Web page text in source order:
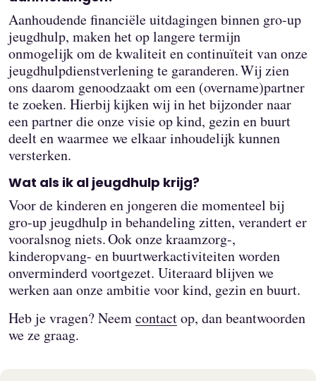
Aanhoudende financiële uitdagingen binnen gro-up
jeugdhulp, maken het op langere termijn
onmogelijk om de kwaliteit en continuïteit van onze
jeugdhulpdienstverlening te garanderen. Wij zien
ons daarom genoodzaakt om een (overname)partner
te zoeken. Hierbij kijken wij in het bijzonder naar
een partner die onze visie op kind, gezin en buurt
deelt en waarmee we elkaar inhoudelijk kunnen
versterken.
Wat als ik al jeugdhulp krijg?
Voor de kinderen en jongeren die momenteel bij
gro-up jeugdhulp in behandeling zitten, verandert er
vooralsnog niets. Ook onze kraamzorg-,
kinderopvang- en buurtwerkactiviteiten worden
onverminderd voortgezet. Uiteraard blijven we
werken aan onze ambitie voor kind, gezin en buurt.
Heb je vragen? Neemcontactop, dan beantwoorden
we ze graag.